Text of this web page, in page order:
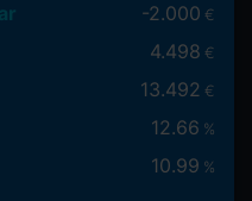
-2.000 €
4.498 €
13.492 €
12.66 %
10.99 %